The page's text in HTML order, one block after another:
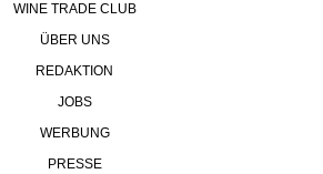
WINE TRADE CLUB
ÜBER UNS
REDAKTION
JOBS
WERBUNG
PRESSE